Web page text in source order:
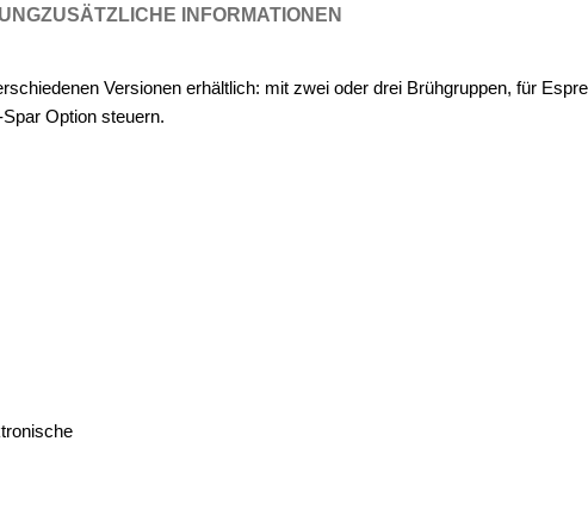
ZUSÄTZLICHE INFORMATIONEN
Versionen erhältlich: mit zwei oder drei Brühgruppen, für
Option steuern.